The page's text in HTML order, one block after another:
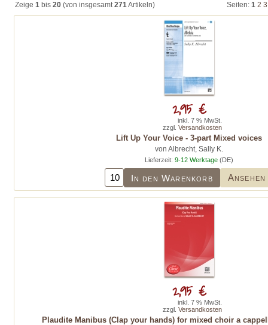
Zeige 1 bis 20 (von insgesamt271Artikeln) Seiten: 1 2 3
Lift Up Your Voice - 3-part Mixed voices
von Albrecht, Sally K.
Lieferzeit: 9-12 Werktage(DE)
In den Warenkorb Ansehen
2,95 €
inkl. 7 % MwSt.
zzgl. Versandkosten
Plaudite Manibus (Clap your hands) for mixed choir a
2,95 €
inkl. 7 % MwSt.
zzgl. Versandkosten